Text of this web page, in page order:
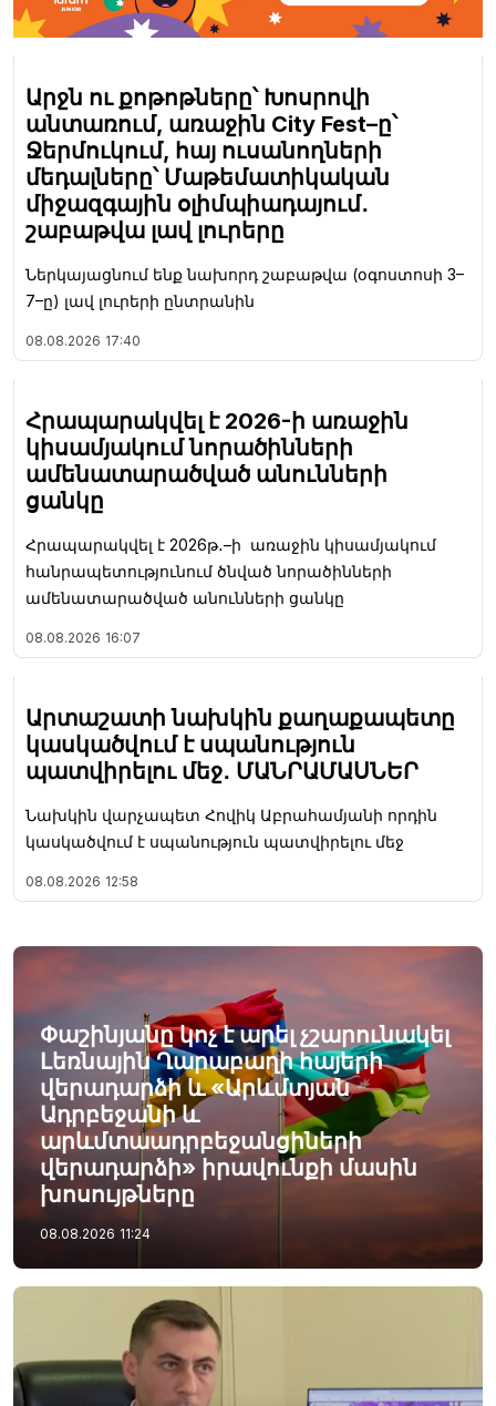
Արջն ու քոթոթները՝ Խոսրովի
անտառում, առաջին City Fest–ը՝
Ջերմուկում, հայ ուսանողների
մեդալները՝ Մաթեմատիկական
միջազգային օլիմպիադայում․
շաբաթվա լավ լուրերը
Ներկայացնում ենք նախորդ շաբաթվա (օգոստոսի 3–
7–ը) լավ լուրերի ընտրանին
08.08.2026 17:40
Հրապարակվել է 2026-ի առաջին
կիսամյակում նորածինների
ամենատարածված անունների
ցանկը
Հրապարակվել է 2026թ․–ի առաջին կիսամյակում
հանրապետությունում ծնված նորածինների
ամենատարածված անունների ցանկը
08.08.2026 16:07
Արտաշատի նախկին քաղաքապետը
կասկածվում է սպանություն
պատվիրելու մեջ․ ՄԱՆՐԱՄԱՍՆԵՐ
Նախկին վարչապետ Հովիկ Աբրահամյանի որդին
կասկածվում է սպանություն պատվիրելու մեջ
08.08.2026 12:58
Փաշինյանը կոչ է արել չշարունակել
Լեռնային Ղարաբաղի հայերի
վերադարձի և «Արևմտյան
Ադրբեջանի և
արևմտաադրբեջանցիների
վերադարձի» իրավունքի մասին
խոսույթները
08.08.2026 11:24